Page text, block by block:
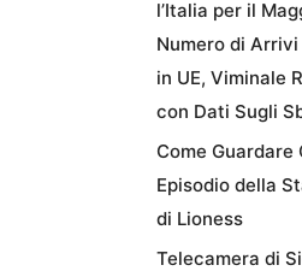
l’Italia per il
Numero di
in UE, Viminale
con Dati Sugli
Come Guardare
Episodio della
di Lioness
Telecamera di